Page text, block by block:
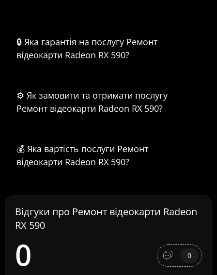
🔒 Яка гарантія на послугу Ремонт
відеокарти Radeon RX 590?
⚙️ Як замовити та отримати послугу
Ремонт відеокарти Radeon RX 590?
💰 Яка вартість послуги Ремонт
відеокарти Radeon RX 590?
Відгуки про Ремонт відеокарти Radeon
RX 590
0 0